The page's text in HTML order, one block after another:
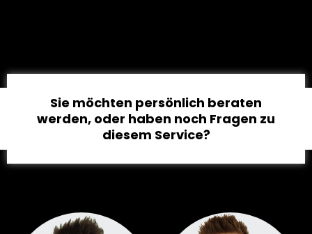
Sie möchten persönlich beraten
werden, oder haben noch Fragen zu
diesem Service?